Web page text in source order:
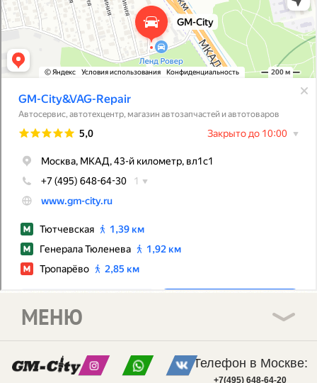
МЕНЮ
Телефон в Москве:
+7(495) 648-64-20